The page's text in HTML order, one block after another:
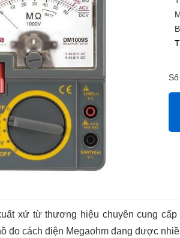
xứ từ thương hiệu chuyên cung
đo cách điện Megaohm đang được